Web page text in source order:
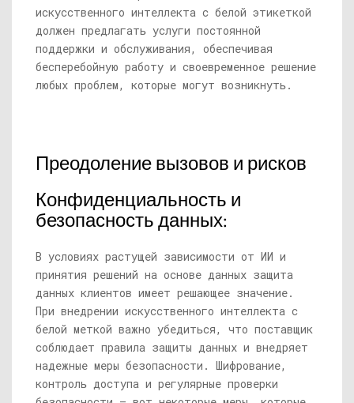
искусственного интеллекта с белой этикеткой
должен предлагать услуги постоянной
поддержки и обслуживания, обеспечивая
бесперебойную работу и своевременное решение
любых проблем, которые могут возникнуть.
Преодоление вызовов и рисков
Конфиденциальность и
безопасность данных:
В условиях растущей зависимости от ИИ и
принятия решений на основе данных защита
данных клиентов имеет решающее значение.
При внедрении искусственного интеллекта с
белой меткой важно убедиться, что поставщик
соблюдает правила защиты данных и внедряет
надежные меры безопасности. Шифрование,
контроль доступа и регулярные проверки